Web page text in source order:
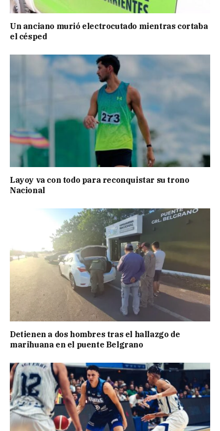
Un anciano murió electrocutado mientras cortaba
el césped
Layoy va con todo para reconquistar su trono
Nacional
Detienen a dos hombres tras el hallazgo de
marihuana en el puente Belgrano